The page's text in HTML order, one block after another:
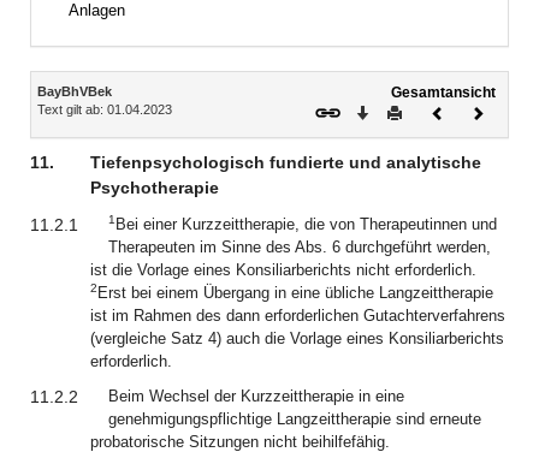
Anlagen
Inhalt
BayBhVBek
Text gilt ab: 01.04.2023
Gesamtansicht
Download
DruckenVorheriges
11.
Tiefenpsychologisch fundierte und analytische
Psychotherapie
11.2.1
1 Bei einer Kurzzeittherapie, die von Therapeutinnen und
Therapeuten im Sinne des Abs. 6 durchgeführt werden,
ist die Vorlage eines Konsiliarberichts nicht erforderlich.
2 Erst bei einem Übergang in eine übliche Langzeittherapie
ist im Rahmen des dann erforderlichen Gutachterverfahrens
(vergleiche Satz 4) auch die Vorlage eines Konsiliarberichts
erforderlich.
11.2.2
Beim Wechsel der Kurzzeittherapie in eine
genehmigungspflichtige Langzeittherapie sind erneute
probatorische Sitzungen nicht beihilfefähig.